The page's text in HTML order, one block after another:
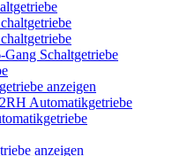
Schaltgetriebe
anzeigen
Automatikgetriebe
anzeigen